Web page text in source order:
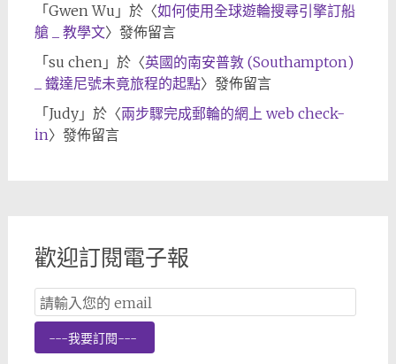
「Gwen Wu 」於〈如何使用全球遊輪搜尋引擎訂船
艙 _ 教學文〉發佈留言
「su chen 」於〈英國的南安普敦 (Southampton)
_ 鐵達尼號未竟旅程的起點〉發佈留言
「Judy」於〈兩步驟完成郵輪的網上 web check-
in〉發佈留言
歡迎訂閱電子報
Email
Subscription
---我要訂閱---